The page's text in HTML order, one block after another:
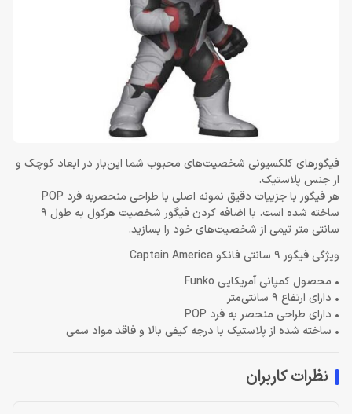
فیگور‌های کلکسیونی شخصیت‌های محبوب شما این‌بار در ابعاد کوچک و
از جنس پلاستیک.
هر فیگور با جزییات دقیق نمونه اصلی با طراحی منحصربه فرد POP
ساخته شده است. با اضافه کردن فیگور شخصیت هرکول به طول 9
سانتی متر تیمی از شخصیت‌های خود را بسازید.
ویژگی فیگور 9 سانتی فانکو Captain America
• محصول کمپانی آمریکایی Funko
• دارای ارتفاع 9 سانتی‌متر
• دارای طراحی منحصر به فرد POP
• ساخته شده از پلاستیک با درجه کیفی بالا و فاقد مواد سمی
نظرات کاربران